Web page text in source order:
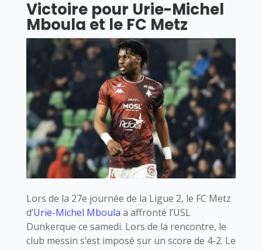
Victoire pour Urie-Michel
Mboula et le FC Metz
Lors de la 27e journée de la Ligue 2, le FC Metz
d’Urie-Michel Mboula a affronté l’USL
Dunkerque ce samedi. Lors de la rencontre, le
club messin s’est imposé sur un score de 4-2. Le